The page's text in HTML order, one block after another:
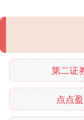
第二证
点点盈